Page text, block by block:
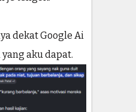
dekat Google Ai
aku dapat.